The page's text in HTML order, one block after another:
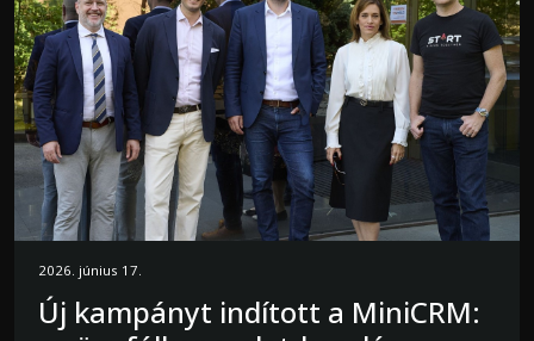
2026. június 17.
Új kampányt indított a MiniCRM: